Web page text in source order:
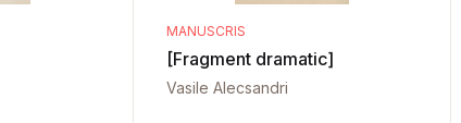
MANUSCRIS
[Fragment dramatic]
Vasile Alecsandri